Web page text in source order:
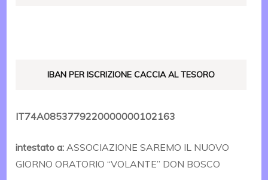
IBAN PER ISCRIZIONE CACCIA AL TESORO
IT74A0853779220000000102163
intestato a: ASSOCIAZIONE SAREMO IL NUOVO
GIORNO ORATORIO “VOLANTE” DON BOSCO